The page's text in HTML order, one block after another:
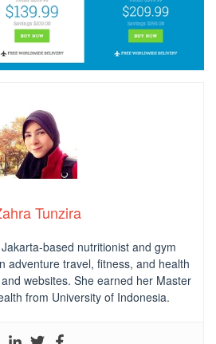
Tunzira
based nutritionist and gym
adventure travel, fitness, and health
websites. She earned her Master
from University of Indonesia.